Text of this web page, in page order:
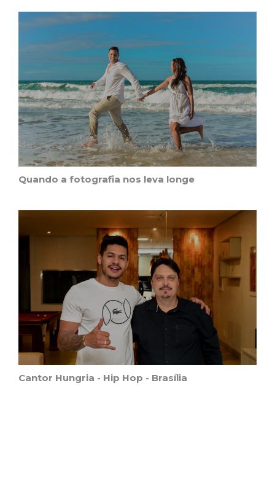
Quando a fotografia nos leva longe
Cantor Hungria - Hip Hop - Brasília